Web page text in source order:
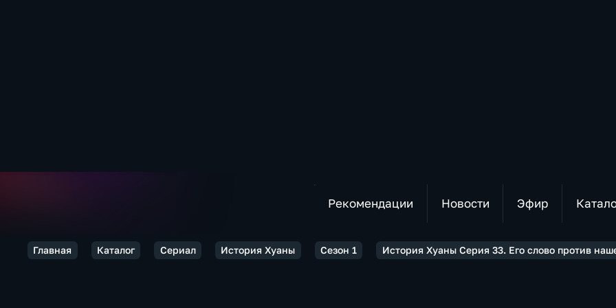
Рекомендации Новости Эфир
Главная Каталог Сериал История Хуаны Сезон 1 История Хуаны Серия 33. Его слово против